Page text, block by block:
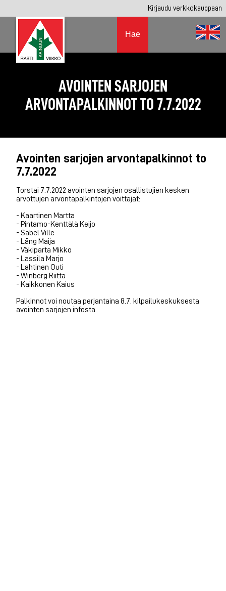
Kirjaudu verkkokauppaan
Hae
AVOINTEN SARJOJEN
ARVONTAPALKINNOT TO 7.7.2022
Avointen sarjojen arvontapalkinnot to
7.7.2022
Torstai 7.7.2022 avointen sarjojen osallistujien kesken
arvottujen arvontapalkintojen voittajat:
- Kaartinen Martta
- Pintamo-Kenttälä Keijo
- Sabel Ville
- Lång Maija
- Väkiparta Mikko
- Lassila Marjo
- Lahtinen Outi
- Winberg Riitta
- Kaikkonen Kaius
Palkinnot voi noutaa perjantaina 8.7. kilpailukeskuksesta
avointen sarjojen infosta.